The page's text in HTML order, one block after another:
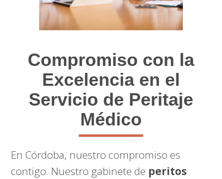
Compromiso con la
Excelencia en el
Servicio de Peritaje
Médico
En Córdoba, nuestro compromiso es
contigo. Nuestro gabinete de peritos